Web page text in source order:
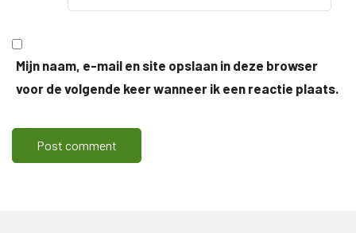
Mijn naam, e-mail en site opslaan in deze browser
voor de volgende keer wanneer ik een reactie plaats.